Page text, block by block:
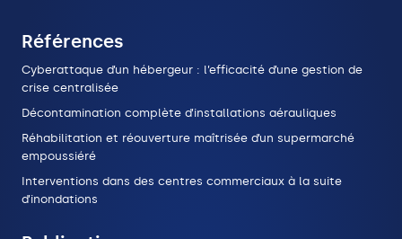
Références
Cyberattaque d’un hébergeur : l’efficacité d’une gestion de
crise centralisée
Décontamination complète d’installations aérauliques
Réhabilitation et réouverture maîtrisée d’un supermarché
empoussiéré
Interventions dans des centres commerciaux à la suite
d’inondations